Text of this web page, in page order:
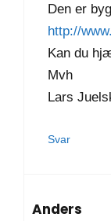
Den er
http://
Kan du
Mvh
Lars
Svar
Anders